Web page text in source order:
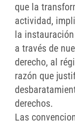
que la
actividad,
la
a través de
derecho, al
razón que
derechos.
Las